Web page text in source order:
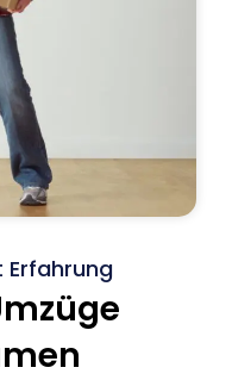
Erfahrung